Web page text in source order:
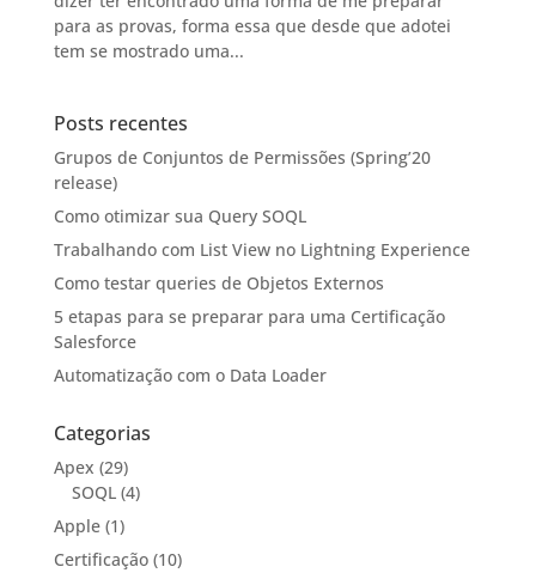
para as provas, forma essa que desde que adotei
tem se mostrado uma...
Posts recentes
Grupos de Conjuntos de Permissões (Spring’20
release)
Como otimizar sua Query SOQL
Trabalhando com List View no Lightning Experience
Como testar queries de Objetos Externos
5 etapas para se preparar para uma Certificação
Salesforce
Automatização com o Data Loader
Categorias
Apex (29)
SOQL(4)
Apple(1)
Certificação(10)